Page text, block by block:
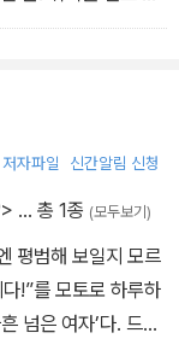
에 있던 돌이다. 넘
는 가장 큰 모험은,
을 꾸게 될 것이다.
저자파일 신간알림 신청
… 총 1종 (모두보기)
!”를 모토로 하루하
넘은 여자’다. 드라